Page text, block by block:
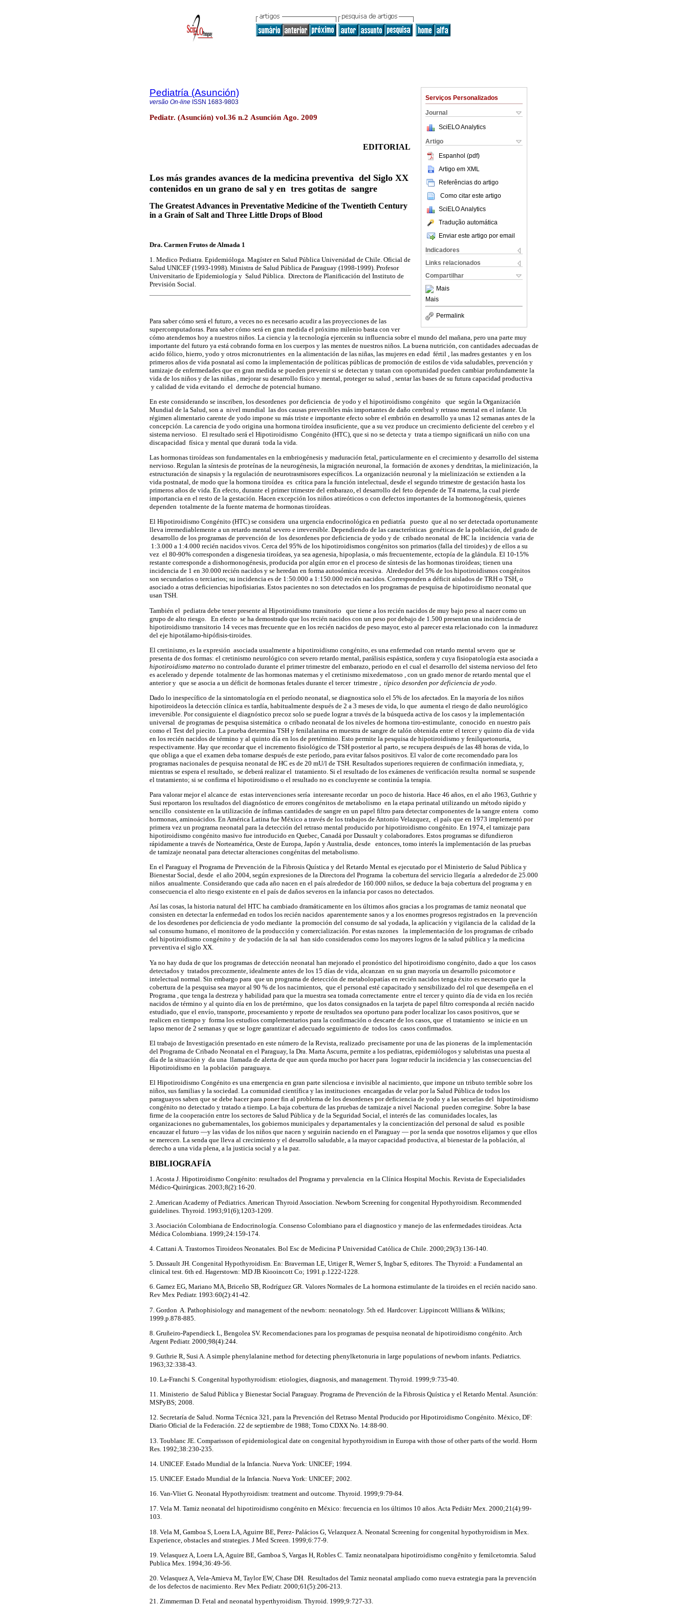
Serviços Personalizados
Journal
SciELO Analytics
Artigo
Espanhol (pdf)
Artigo em XML
Referências do artigo
Como citar este artigo
SciELO Analytics
Tradução automática
Enviar este artigo por email
Indicadores
Links relacionados
Compartilhar
Mais
Mais
Permalink
Pediatría (Asunción)
versão On-line ISSN 1683-9803
Pediatr. (Asunción) vol.36 n.2 Asunción Ago. 2009
EDITORIAL
Los más grandes avances de la medicina preventiva del Siglo XX
contenidos en un grano de sal y en tres gotitas de sangre
The Greatest Advances in Preventative Medicine of the Twentieth Century
in a Grain of Salt and Three Little Drops of Blood
Dra. Carmen Frutos de Almada 1
1. Medico Pediatra. Epidemióloga. Magíster en Salud Pública Universidad de Chile. Oficial de
Salud UNICEF (1993-1998). Ministra de Salud Pública de Paraguay (1998-1999). Profesor
Universitario de Epidemiología y Salud Pública. Directora de Planificación del Instituto de
Previsión Social.
Para saber cómo será el futuro, a veces no es necesario acudir a las proyecciones de las
supercomputadoras. Para saber cómo será en gran medida el próximo milenio basta con ver
cómo atendemos hoy a nuestros niños. La ciencia y la tecnología ejercerán su influencia sobre el mundo del mañana, pero una parte muy
importante del futuro ya está cobrando forma en los cuerpos y las mentes de nuestros niños. La buena nutrición, con cantidades adecuadas de
acido fólico, hierro, yodo y otros micronutrientes en la alimentación de las niñas, las mujeres en edad fértil , las madres gestantes y en los
primeros años de vida posnatal así como la implementación de políticas públicas de promoción de estilos de vida saludables, prevención y
tamizaje de enfermedades que en gran medida se pueden prevenir si se detectan y tratan con oportunidad pueden cambiar profundamente la
vida de los niños y de las niñas , mejorar su desarrollo físico y mental, proteger su salud , sentar las bases de su futura capacidad productiva
y calidad de vida evitando el derroche de potencial humano.
En este considerando se inscriben, los desordenes por deficiencia de yodo y el hipotiroidismo congénito que según la Organización
Mundial de la Salud, son a nivel mundial las dos causas prevenibles más importantes de daño cerebral y retraso mental en el infante. Un
régimen alimentario carente de yodo impone su más triste e importante efecto sobre el embrión en desarrollo ya unas 12 semanas antes de la
concepción. La carencia de yodo origina una hormona tiroídea insuficiente, que a su vez produce un crecimiento deficiente del cerebro y el
sistema nervioso. El resultado será el Hipotiroidismo Congénito (HTC), que si no se detecta y trata a tiempo significará un niño con una
discapacidad física y mental que durará toda la vida.
Las hormonas tiroídeas son fundamentales en la embriogénesis y maduración fetal, particularmente en el crecimiento y desarrollo del sistema
nervioso. Regulan la síntesis de proteínas de la neurogénesis, la migración neuronal, la formación de axones y dendritas, la mielinización, la
estructuración de sinapsis y la regulación de neurotrasmisores específicos. La organización neuronal y la mielinización se extienden a la
vida postnatal, de modo que la hormona tiroídea es crítica para la función intelectual, desde el segundo trimestre de gestación hasta los
primeros años de vida. En efecto, durante el primer trimestre del embarazo, el desarrollo del feto depende de T4 materna, la cual pierde
importancia en el resto de la gestación. Hacen excepción los niños atireóticos o con defectos importantes de la hormonogénesis, quienes
dependen totalmente de la fuente materna de hormonas tiroídeas.
El Hipotiroidismo Congénito (HTC) se considera una urgencia endocrinológica en pediatría puesto que al no ser detectada oportunamente
lleva irremediablemente a un retardo mental severo e irreversible. Dependiendo de las características genéticas de la población, del grado de
desarrollo de los programas de prevención de los desordenes por deficiencia de yodo y de cribado neonatal de HC la incidencia varia de
1:3.000 a 1:4.000 recién nacidos vivos. Cerca del 95% de los hipotiroidismos congénitos son primarios (falla del tiroides) y de ellos a su
vez el 80-90% corresponden a disgenesia tiroídeas, ya sea agenesia, hipoplasia, o más frecuentemente, ectopía de la glándula. El 10-15%
restante corresponde a dishormonogénesis, producida por algún error en el proceso de síntesis de las hormonas tiroídeas; tienen una
incidencia de 1 en 30.000 recién nacidos y se heredan en forma autosómica recesiva. Alrededor del 5% de los hipotiroidismos congénitos
son secundarios o terciarios; su incidencia es de 1:50.000 a 1:150.000 recién nacidos. Corresponden a déficit aislados de TRH o TSH, o
asociado a otras deficiencias hipofisiarias. Estos pacientes no son detectados en los programas de pesquisa de hipotiroidismo neonatal que
usan TSH.
También el pediatra debe tener presente al Hipotiroidismo transitorio que tiene a los recién nacidos de muy bajo peso al nacer como un
grupo de alto riesgo. En efecto se ha demostrado que los recién nacidos con un peso por debajo de 1.500 presentan una incidencia de
hipotiroidismo transitorio 14 veces mas frecuente que en los recién nacidos de peso mayor, esto al parecer esta relacionado con la inmadurez
del eje hipotálamo-hipófisis-tiroides.
El cretinismo, es la expresión asociada usualmente a hipotiroidismo congénito, es una enfermedad con retardo mental severo que se
presenta de dos formas: el cretinismo neurológico con severo retardo mental, parálisis espástica, sordera y cuya fisiopatología esta asociada a
hipotiroidismo materno no controlado durante el primer trimestre del embarazo, periodo en el cual el desarrollo del sistema nervioso del feto
es acelerado y depende totalmente de las hormonas maternas y el cretinismo mixedematoso , con un grado menor de retardo mental que el
anterior y que se asocia a un déficit de hormonas fetales durante el tercer trimestre , típico desorden por deficiencia de yodo
Dado lo inespecífico de la sintomatología en el período neonatal, se diagnostica solo el 5% de los afectados. En la mayoría de los niños
hipotiroideos la detección clínica es tardía, habitualmente después de 2 a 3 meses de vida, lo que aumenta el riesgo de daño neurológico
irreversible. Por consiguiente el diagnóstico precoz solo se puede lograr a través de la búsqueda activa de los casos y la implementación
universal de programas de pesquisa sistemática o cribado neonatal de los niveles de hormona tiro-estimulante, conocido en nuestro país
como el Test del piecito. La prueba determina TSH y fenilalanina en muestra de sangre de talón obtenida entre el tercer y quinto día de vida
en los recién nacidos de término y al quinto día en los de pretérmino. Esto permite la pesquisa de hipotiroidismo y fenilquetonuria,
respectivamente. Hay que recordar que el incremento fisiológico de TSH posterior al parto, se recupera después de las 48 horas de vida, lo
que obliga a que el examen deba tomarse después de este período, para evitar falsos positivos. El valor de corte recomendado para los
programas nacionales de pesquisa neonatal de HC es de 20 mU/l de TSH. Resultados superiores requieren de confirmación inmediata, y,
mientras se espera el resultado, se deberá realizar el tratamiento. Si el resultado de los exámenes de verificación resulta normal se suspende
el tratamiento; si se confirma el hipotiroidismo o el resultado no es concluyente se continúa la terapia.
Para valorar mejor el alcance de estas intervenciones sería interesante recordar un poco de historia. Hace 46 años, en el año 1963, Guthrie y
Susi reportaron los resultados del diagnóstico de errores congénitos de metabolismo en la etapa perinatal utilizando un método rápido y
sencillo consistente en la utilización de ínfimas cantidades de sangre en un papel filtro para detectar componentes de la sangre entera como
hormonas, aminoácidos. En América Latina fue México a través de los trabajos de Antonio Velazquez, el país que en 1973 implementó por
primera vez un programa neonatal para la detección del retraso mental producido por hipotiroidismo congénito. En 1974, el tamizaje para
hipotiroidismo congénito masivo fue introducido en Quebec, Canadá por Dussault y colaboradores. Estos programas se difundieron
rápidamente a través de Norteamérica, Oeste de Europa, Japón y Australia, desde entonces, tomo interés la implementación de las pruebas
de tamizaje neonatal para detectar alteraciones congénitas del metabolismo.
En el Paraguay el Programa de Prevención de la Fibrosis Quística y del Retardo Mental es ejecutado por el Ministerio de Salud Pública y
Bienestar Social, desde el año 2004, según expresiones de la Directora del Programa la cobertura del servicio llegaría a alrededor de 25.000
niños anualmente. Considerando que cada año nacen en el país alrededor de 160.000 niños, se deduce la baja cobertura del programa y en
consecuencia el alto riesgo existente en el país de daños severos en la infancia por casos no detectados.
Así las cosas, la historia natural del HTC ha cambiado dramáticamente en los últimos años gracias a los programas de tamiz neonatal que
consisten en detectar la enfermedad en todos los recién nacidos aparentemente sanos y a los enormes progresos registrados en la prevención
de los desordenes por deficiencia de yodo mediante la promoción del consumo de sal yodada, la aplicación y vigilancia de la calidad de la
sal consumo humano, el monitoreo de la producción y comercialización. Por estas razones la implementación de los programas de cribado
del hipotiroidismo congénito y de yodación de la sal han sido considerados como los mayores logros de la salud pública y la medicina
preventiva el siglo XX.
Ya no hay duda de que los programas de detección neonatal han mejorado el pronóstico del hipotiroidismo congénito, dado a que los casos
detectados y tratados precozmente, idealmente antes de los 15 días de vida, alcanzan en su gran mayoría un desarrollo psicomotor e
intelectual normal. Sin embargo para que un programa de detección de metabolopatías en recién nacidos tenga éxito es necesario que la
cobertura de la pesquisa sea mayor al 90 % de los nacimientos, que el personal esté capacitado y sensibilizado del rol que desempeña en el
Programa , que tenga la destreza y habilidad para que la muestra sea tomada correctamente entre el tercer y quinto día de vida en los recién
nacidos de término y al quinto día en los de pretérmino, que los datos consignados en la tarjeta de papel filtro corresponda al recién nacido
estudiado, que el envío, transporte, procesamiento y reporte de resultados sea oportuno para poder localizar los casos positivos, que se
realicen en tiempo y forma los estudios complementarios para la confirmación o descarte de los casos, que el tratamiento se inicie en un
lapso menor de 2 semanas y que se logre garantizar el adecuado seguimiento de todos los casos confirmados.
El trabajo de Investigación presentado en este número de la Revista, realizado precisamente por una de las pioneras de la implementación
del Programa de Cribado Neonatal en el Paraguay, la Dra. Marta Ascurra, permite a los pediatras, epidemiólogos y salubristas una puesta al
día de la situación y da una llamada de alerta de que aun queda mucho por hacer para lograr reducir la incidencia y las consecuencias del
Hipotiroidismo en la población paraguaya.
El Hipotiroidismo Congénito es una emergencia en gran parte silenciosa e invisible al nacimiento, que impone un tributo terrible sobre los
niños, sus familias y la sociedad. La comunidad científica y las instituciones encargadas de velar por la Salud Pública de todos los
paraguayos saben que se debe hacer para poner fin al problema de los desordenes por deficiencia de yodo y a las secuelas del hipotiroidismo
congénito no detectado y tratado a tiempo. La baja cobertura de las pruebas de tamizaje a nivel Nacional pueden corregirse. Sobre la base
firme de la cooperación entre los sectores de Salud Pública y de la Seguridad Social, el interés de las comunidades locales, las
organizaciones no gubernamentales, los gobiernos municipales y departamentales y la concientización del personal de salud es posible
encauzar el futuro —y las vidas de los niños que nacen y seguirán naciendo en el Paraguay — por la senda que nosotros elijamos y que ellos
se merecen. La senda que lleva al crecimiento y el desarrollo saludable, a la mayor capacidad productiva, al bienestar de la población, al
derecho a una vida plena, a la justicia social y a la paz.
BIBLIOGRAFÍA
1. Acosta J. Hipotiroidismo Congénito: resultados del Programa y prevalencia en la Clínica Hospital Mochis. Revista de Especialidades
Médico-Quirúrgicas. 2003;8(2):16-20.
2. American Academy of Pediatrics. American Thyroid Association. Newborn Screening for congenital Hypothyroidism. Recommended
guidelines. Thyroid. 1993;91(6);1203-1209.
3. Asociación Colombiana de Endocrinología. Consenso Colombiano para el diagnostico y manejo de las enfermedades tiroideas. Acta
Médica Colombiana. 1999;24:159-174.
4. Cattani A. Trastornos Tiroideos Neonatales. Bol Esc de Medicina P Universidad Católica de Chile. 2000;29(3):136-140.
5. Dussault JH. Congenital Hypothyroidism. En: Braverman LE, Urtiger R, Werner S, Ingbar S, editores. The Thyroid: a Fundamental an
clinical test. 6th ed. Hagerstown: MD JB Kiooincott Co; 1991.p.1222-1228.
6. Gamez EG, Mariano MA, Briceño SB, Rodríguez GR. Valores Normales de La hormona estimulante de la tiroides en el recién nacido sano.
Rev Mex Pediatr. 1993:60(2):41-42.
7. Gordon A. Pathophisiology and management of the newborn: neonatology. 5th ed. Hardcover: Lippincott Willians & Wilkins;
1999.p.878-885.
8. Gruñeiro-Papendieck L, Bengolea SV. Recomendaciones para los programas de pesquisa neonatal de hipotiroidismo congénito. Arch
Argent Pediatr. 2000;98(4):244.
9. Guthrie R, Susi A. A simple phenylalanine method for detecting phenylketonuria in large populations of newborn infants. Pediatrics.
1963;32:338-43.
10. La-Franchi S. Congenital hypothyroidism: etiologies, diagnosis, and management. Thyroid. 1999;9:735-40.
11. Ministerio de Salud Pública y Bienestar Social Paraguay. Programa de Prevención de la Fibrosis Quística y el Retardo Mental. Asunción:
MSPyBS; 2008.
12. Secretaría de Salud. Norma Técnica 321, para la Prevención del Retraso Mental Producido por Hipotiroidismo Congénito. México, DF:
Diario Oficial de la Federación. 22 de septiembre de 1988; Tomo CDXX No. 14:88-90.
13. Toublanc JE. Comparisson of epidemiological date on congenital hypothyroidism in Europa with those of other parts of the world. Horm
Res. 1992;38:230-235.
14. UNICEF. Estado Mundial de la Infancia. Nueva York: UNICEF; 1994.
15. UNICEF. Estado Mundial de la Infancia. Nueva York: UNICEF; 2002.
16. Van-Vliet G. Neonatal Hypothyroidism: treatment and outcome. Thyroid. 1999;9:79-84.
17. Vela M. Tamiz neonatal del hipotiroidismo congénito en México: frecuencia en los últimos 10 años. Acta Pediátr Mex. 2000;21(4):99-
103.
18. Vela M, Gamboa S, Loera LA, Aguirre BE, Perez- Palácios G, Velazquez A. Neonatal Screening for congenital hypothyroidism in Mex.
Experience, obstacles and strategies. J Med Screen. 1999;6:77-9.
19. Velasquez A, Loera LA, Aguire BE, Gamboa S, Vargas H, Robles C. Tamiz neonatalpara hipotiroidismo congênito y femilcetomria. Salud
Publica Mex. 1994;36:49-56.
20. Velasquez A, Vela-Amieva M, Taylor EW, Chase DH. Resultados del Tamiz neonatal ampliado como nueva estrategia para la prevención
de los defectos de nacimiento. Rev Mex Pediatr. 2000;61(5):206-213.
21. Zimmerman D. Fetal and neonatal hyperthyroidism. Thyroid. 1999;9:727-33.